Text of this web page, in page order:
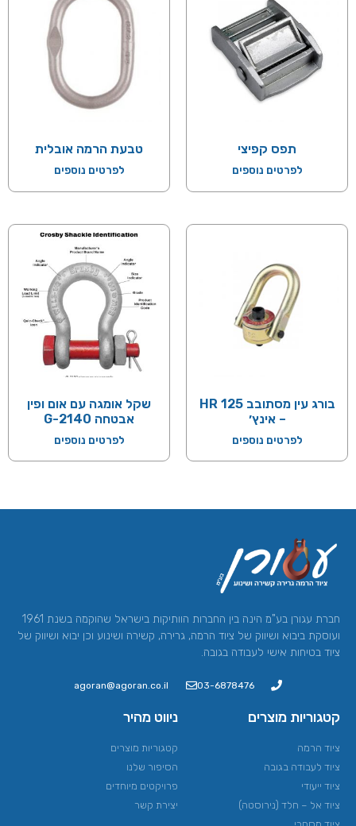
תפס קפיצי
לפרטים נוספים
טבעת הרמה אובלית
לפרטים נוספים
בורג עין מסתובב HR 125
– אינץ׳
לפרטים נוספים
שקל אומגה עם אום ופין
אבטחה 2140-G
לפרטים נוספים
חברת עגורן בע"מ הינה בין החברות הוותיקות בישראל שהוקמה בשנת 1961
ועוסקת ביבוא ושיווק של ציוד הרמה, גרירה, קשירה ושינוע וכן יבוא ושיווק של
ציוד בטיחות אישי לעבודה בגובה.
03-6878476
agoran@agoran.co.il
קטגוריות מוצרים
ציוד הרמה​
ציוד לעבודה בגובה
ציוד ייעודי
ציוד אל – חלד (נירוסטה)
ניווט מהיר
קטגוריות מוצרים
הסיפור שלנו
פרויקטים מיוחדים
יצירת קשר